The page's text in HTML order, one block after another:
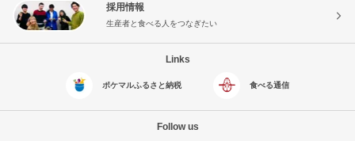
採用情報
生産者と食べる人をつなぎたい
Links
ポケマルふるさと納税 食べる通信
Follow us